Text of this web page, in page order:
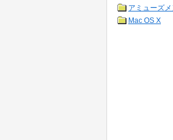
アミューズメ
Mac OS X